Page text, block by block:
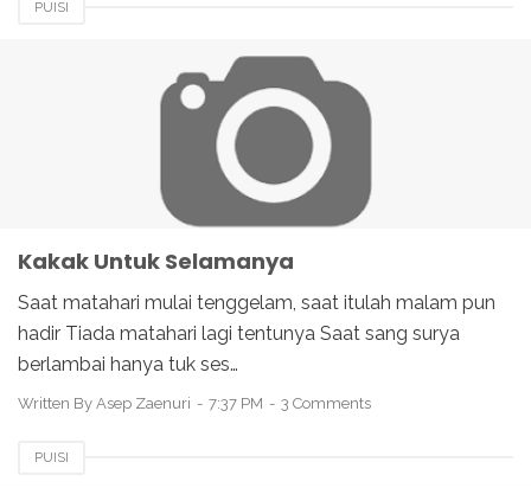
PUISI
Kakak Untuk Selamanya
Saat matahari mulai tenggelam, saat itulah malam pun
hadir Tiada matahari lagi tentunya Saat sang surya
berlambai hanya tuk ses…
Written By Asep Zaenuri 7:37 PM 3 Comments
PUISI